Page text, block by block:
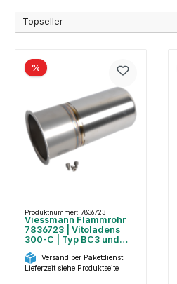
%
Produktnummer: 7836723
Viessmann Flammrohr
7836723 | Vitoladens
300-C | Typ BC3 und
Versand per Paketdienst
Lieferzeit siehe Produktseite